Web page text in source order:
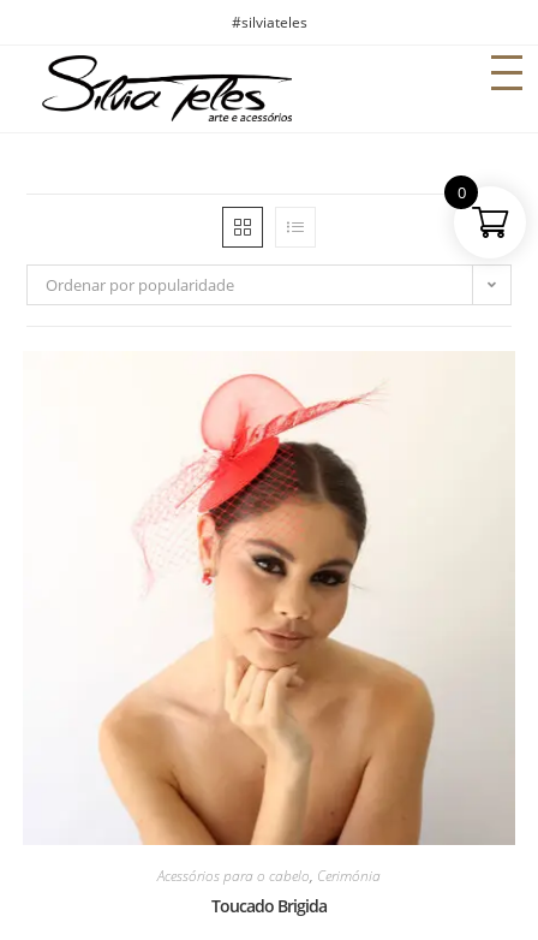
#silviateles
Ordenar por popularidade
Acessórios para o cabelo, Cerimónia
Toucado Brigida
0